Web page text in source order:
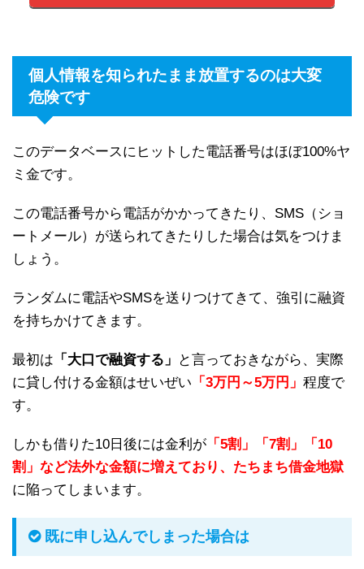
個人情報を知られたまま放置するのは大変
危険です
このデータベースにヒットした電話番号はほぼ100%ヤ
ミ金です。
この電話番号から電話がかかってきたり、SMS（ショ
ートメール）が送られてきたりした場合は気をつけま
しょう。
ランダムに電話やSMSを送りつけてきて、強引に融資
を持ちかけてきます。
最初は 「大口で融資する」
と言っておきながら、実際
に貸し付ける金額はせいぜい 「3万円～5万円」 程度で
す。
しかも借りた10日後には金利が 「5割」「7割」「10
割」など法外な金額に増えており、たちまち借金地獄
に陥ってしまいます。
既に申し込んでしまった場合は